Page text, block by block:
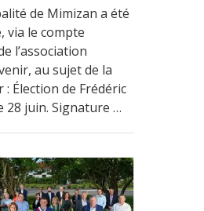
de Mimizan a été
via le compte
l’association
au sujet de la
: Élection de Frédéric
28 juin. Signature …